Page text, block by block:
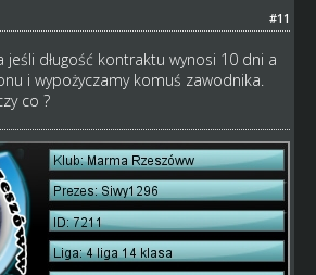
#11
jeśli długość kontraktu wynosi 10 dni a
i wypożyczamy komuś zawodnika.
co ?